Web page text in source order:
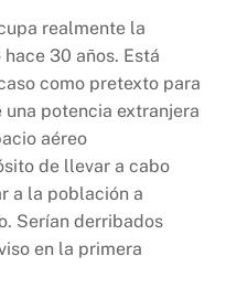
realmente la
30 años. Está
como pretexto para
potencia extranjera
aéreo
de llevar a cabo
a la población a
Serían derribados
en la primera